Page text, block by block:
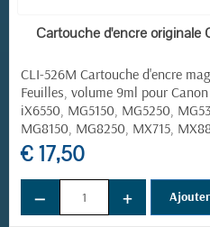
EN
Cartouche d'encre
CLI-526M Cartouche d'encre
Feuilles, volume 9ml pour
iX6550, MG5150, MG5250,
MG8150, MG8250, MX715,
€ 17,50
− +